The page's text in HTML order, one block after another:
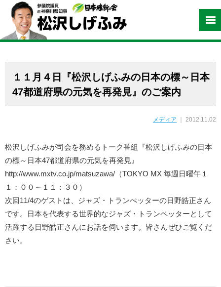
１１月４日『松沢しげふみの日本の標～日本
47都道府県の元気を再発見』のご案内
メディア ｜ 2012.11.02
松沢しげふみが司会を務めるトーク番組『松沢しげふみの日本
の標～日本47都道府県の元気を再発見』
http://www.mxtv.co.jp/matsuzawa/（TOKYO MX 毎週日曜午１
１：００～１１：３０）
次回11/4のゲストは、ジャズ・トランぺッターの日野皓正さん
です。日本を代表する世界的なジャズ・トランペッターとして
活躍する日野皓正さんにお話を伺います。皆さんぜひご覧くだ
さい。